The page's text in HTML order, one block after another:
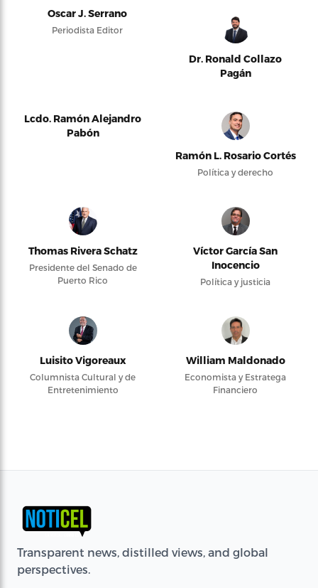
Oscar J. Serrano
Periodista Editor
Dr. Ronald Collazo
Pagán
Lcdo. Ramón Alejandro
Pabón
Ramón L. Rosario Cortés
Política y derecho
Thomas Rivera Schatz
Presidente del Senado de
Puerto Rico
Víctor García San
Inocencio
Política y justicia
Luisito Vigoreaux
Columnista Cultural y de
Entretenimiento
William Maldonado
Economista y Estratega
Financiero
Transparent news, distilled views, and global
perspectives.